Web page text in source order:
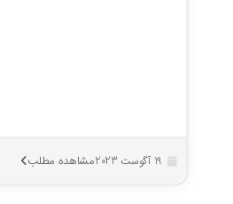
مشاهده مطلب